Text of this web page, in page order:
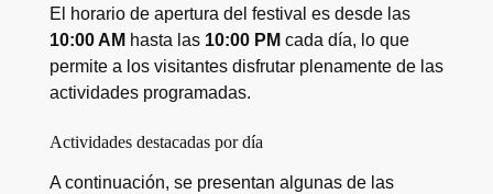
El horario de apertura del festival es desde las
10:00 AM hasta las 10:00 PM cada día, lo que
permite a los visitantes disfrutar plenamente de las
actividades programadas.
Actividades destacadas por día
A continuación, se presentan algunas de las